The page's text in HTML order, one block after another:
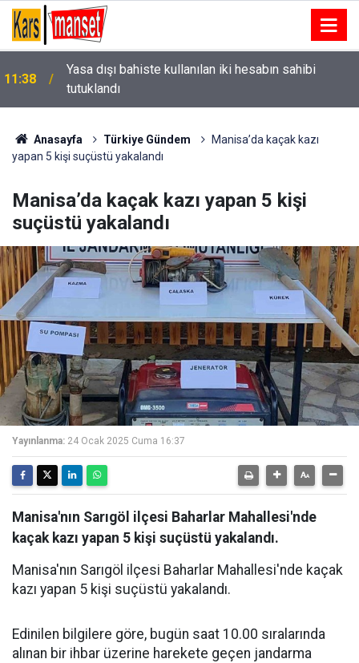
11:38
Yasa dışı bahiste kullanılan iki hesabın sahibi
tutuklandı
11:37
Havalimanında forması çıkarılmıştı, Salah yazılı
Galatasaray formasıyla gönlü alındı
Anasayfa Türkiye Gündem
Manisa’da kaçak kazı
yapan 5 kişi suçüstü yakalandı
Manisa’da kaçak kazı yapan 5 kişi
suçüstü yakalandı
Yayınlanma: 24 Ocak 2025 Cuma 16:37
Manisa'nın Sarıgöl ilçesi Baharlar Mahallesi'nde
kaçak kazı yapan 5 kişi suçüstü yakalandı.
Manisa'nın Sarıgöl ilçesi Baharlar Mahallesi'nde kaçak
kazı yapan 5 kişi suçüstü yakalandı.
Edinilen bilgilere göre, bugün saat 10.00 sıralarında
alınan bir ihbar üzerine harekete geçen jandarma